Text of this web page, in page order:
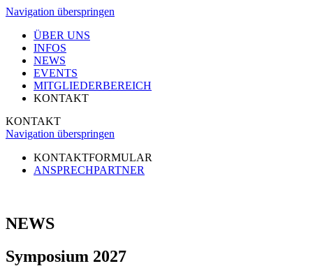
Navigation überspringen
ÜBER UNS
INFOS
NEWS
EVENTS
MITGLIEDERBEREICH
KONTAKT
KONTAKT
Navigation überspringen
KONTAKTFORMULAR
ANSPRECHPARTNER
NEWS
Symposium 2027